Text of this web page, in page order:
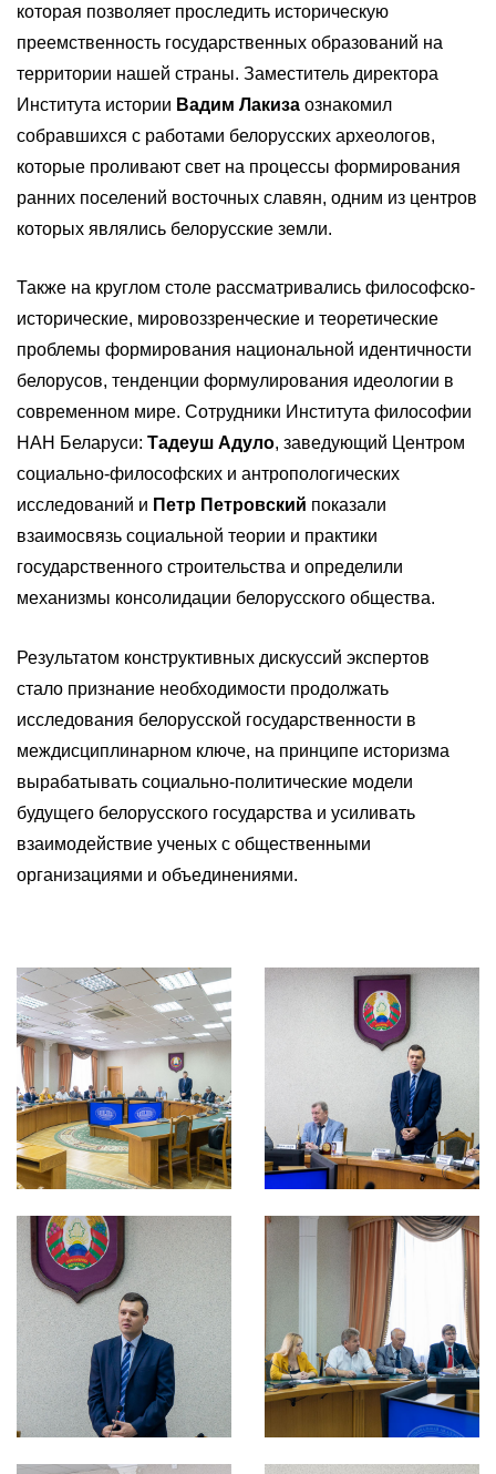
которая позволяет проследить историческую
преемственность государственных образований на
территории нашей страны. Заместитель директора
Института истории Вадим Лакиза ознакомил
собравшихся с работами белорусских археологов,
которые проливают свет на процессы формирования
ранних поселений восточных славян, одним из центров
которых являлись белорусские земли.
Также на круглом столе рассматривались философско-
исторические, мировоззренческие и теоретические
проблемы формирования национальной идентичности
белорусов, тенденции формулирования идеологии в
современном мире. Сотрудники Института философии
НАН Беларуси: Тадеуш Адуло, заведующий Центром
социально-философских и антропологических
исследований и Петр Петровский показали
взаимосвязь социальной теории и практики
государственного строительства и определили
механизмы консолидации белорусского общества.
Результатом конструктивных дискуссий экспертов
стало признание необходимости продолжать
исследования белорусской государственности в
междисциплинарном ключе, на принципе историзма
вырабатывать социально-политические модели
будущего белорусского государства и усиливать
взаимодействие ученых с общественными
организациями и объединениями.